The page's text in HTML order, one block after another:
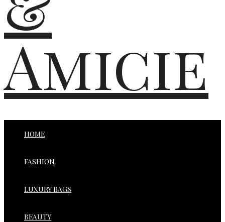
Amicie
HOME
FASHION
LUXURY BAGS
BEAUTY